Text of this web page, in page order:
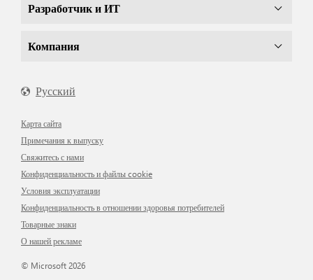
Разработчик и ИТ
Компания
Русский
Карта сайта
Примечания к выпуску
Свяжитесь с нами
Конфиденциальность и файлы cookie
Условия эксплуатации
Конфиденциальность в отношении здоровья потребителей
Товарные знаки
О нашей рекламе
© Microsoft 2026